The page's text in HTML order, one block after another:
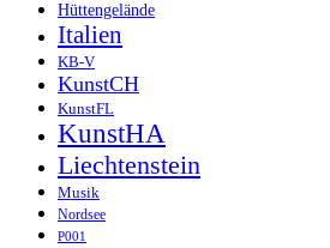
Hüttengelände
Italien
KB-V
KunstCH
KunstFL
KunstHA
Liechtenstein
Musik
Nordsee
P001